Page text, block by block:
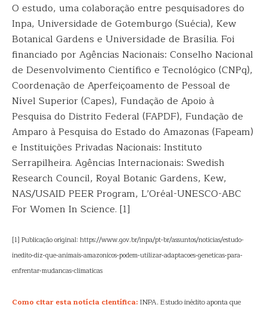
O estudo, uma colaboração entre pesquisadores do
Inpa, Universidade de Gotemburgo (Suécia), Kew
Botanical Gardens e Universidade de Brasília. Foi
financiado por Agências Nacionais: Conselho Nacional
de Desenvolvimento Científico e Tecnológico (CNPq),
Coordenação de Aperfeiçoamento de Pessoal de
Nível Superior (Capes), Fundação de Apoio à
Pesquisa do Distrito Federal (FAPDF), Fundação de
Amparo à Pesquisa do Estado do Amazonas (Fapeam)
e Instituições Privadas Nacionais: Instituto
Serrapilheira. Agências Internacionais: Swedish
Research Council, Royal Botanic Gardens, Kew,
NAS/USAID PEER Program, L’Oréal-UNESCO-ABC
For Women In Science. [1]
[1] Publicação original: https://www.gov.br/inpa/pt-br/assuntos/noticias/estudo-
inedito-diz-que-animais-amazonicos-podem-utilizar-adaptacoes-geneticas-para-
enfrentar-mudancas-climaticas
Como citar esta notícia científica: INPA. Estudo inédito aponta que